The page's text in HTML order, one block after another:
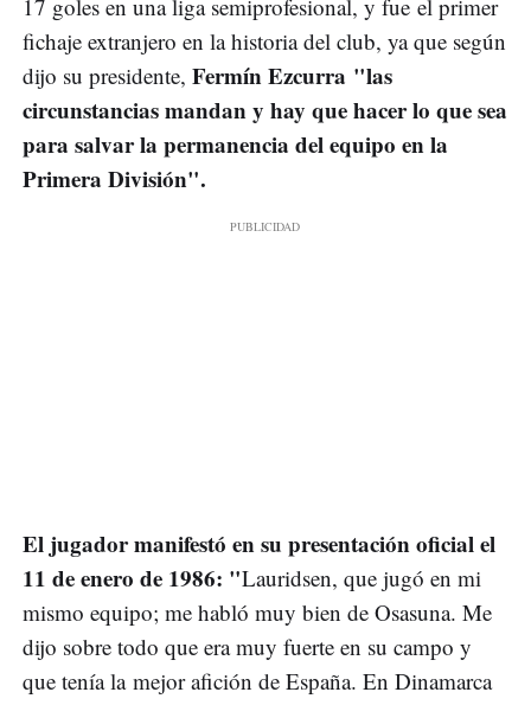
17 goles en una liga semiprofesional, y fue el primer
fichaje extranjero en la historia del club, ya que según
dijo su presidente, Fermín Ezcurra "las
circunstancias mandan y hay que hacer lo que sea
para salvar la permanencia del equipo en la
Primera División".
El jugador manifestó en su presentación oficial el
11 de enero de 1986: "Lauridsen, que jugó en mi
mismo equipo; me habló muy bien de Osasuna. Me
dijo sobre todo que era muy fuerte en su campo y
que tenía la mejor afición de España. En Dinamarca